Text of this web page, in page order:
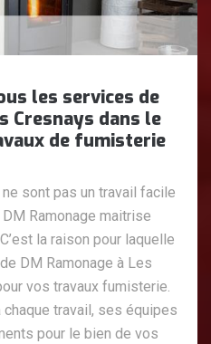
les services de
Cresnays dans le
de fumisterie
sont pas un travail facile
Ramonage maitrise
la raison pour laquelle
DM Ramonage à Les
vos travaux fumisterie.
chaque travail, ses équipes
pour le bien de vos